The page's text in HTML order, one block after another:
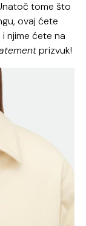
tome što
ovaj ćete
njime ćete na
prizvuk!